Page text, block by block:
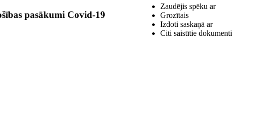
pasākumi Covid-19
Zaudējis spēku ar
Grozītais
Izdoti saskaņā ar
Citi saistītie dokumenti